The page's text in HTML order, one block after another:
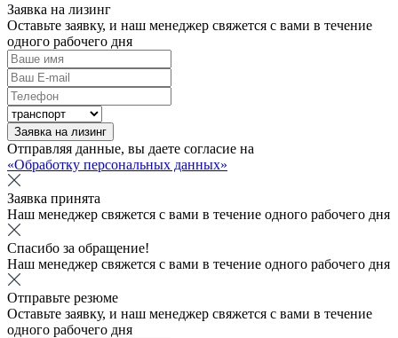
Заявка на лизинг
Оставьте заявку, и наш менеджер свяжется с вами в течение
одного рабочего дня
Заявка на лизинг
Отправляя данные, вы даете согласие на
«Обработку персональных данных»
Заявка принята
Наш менеджер свяжется с вами в течение одного рабочего дня
Спасибо за обращение!
Наш менеджер свяжется с вами в течение одного рабочего дня
Отправьте резюме
Оставьте заявку, и наш менеджер свяжется с вами в течение
одного рабочего дня